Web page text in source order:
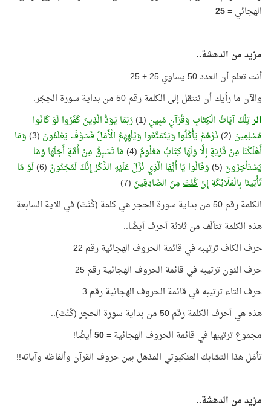
الهجائي =25
مزيد من الدهشة..
أنت تعلم أن العدد 50 يساوي 25 + 25
والآن ما رأيك أن ننتقل إلى الكلمة رقم 50 من بداية سورة الحِجْر:
الرتِلْكَ آيَاتُ الْكِتَابِ وَقُرْآنٍ مُبِينٍ (1)
رُبَمَا يَوَدُّ الَّذِينَ كَفَرُوا لَوْ كَانُوا
مُسْلِمِينَ (2) ذَرْهُمْ يَأْكُلُوا وَيَتَمَتَّعُوا وَيُلْهِهِمُ الْأَمَلُ فَسَوْفَ يَعْلَمُونَ (3)
وَمَا
أَهْلَكْنَا مِنْ قَرْيَةٍ إِلَّا وَلَهَا كِتَابٌ مَعْلُومٌ (4)
مَا تَسْبِقُ مِنْ أُمَّةٍ أَجَلَهَا وَمَا
يَسْتَأْخِرُونَ (5) وَقَالُوا يَا أَيُّهَا الَّذِي نُزِّلَ عَلَيْهِ الذِّكْرُ إِنَّكَ لَمَجْنُونٌ (6)
لَوْ مَا
تَأْتِينَا بِالْمَلَائِكَةِ إِنْكُنْتَمِنَ الصَّادِقِينَ (7)
الكلمة رقم 50 من بداية سورة الحجر هي كلمة (كُنْتَ) في الآية السابعة..
هذه الكلمة تتألّف من ثلاثة أحرف أيضًا..
حرف الكاف ترتيبه في قائمة الحروف الهجائية رقم 22
حرف النون ترتيبه في قائمة الحروف الهجائية رقم 25
حرف التاء ترتيبه في قائمة الحروف الهجائية رقم 3
هذه هي أحرف الكلمة رقم 50 من بداية سورة الحجر (كُنْتَ)..
مجموع ترتيبها في قائمة الحروف الهجائية =50أيضًا!
تأمّل هذا التشابك العنكبوتي المذهل بين حروف القرآن وألفاظه وآياته!!
مزيد من الدهشة..